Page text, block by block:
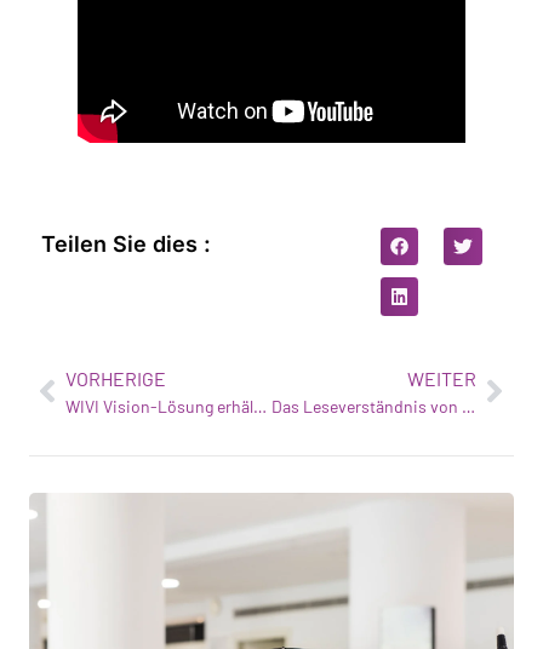
Teilen Sie dies :
VORHERIGE
WIVI Vision-Lösung erhält die Zertifizierung "Innovativer Mittelstand
WEITER
Das Leseverständnis von Kindern entscheidet über ihren Schulerfolg